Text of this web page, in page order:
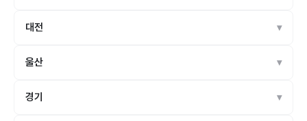
대전
울산
경기